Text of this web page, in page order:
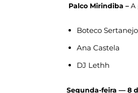
Palco Mirindiba – A
Boteco
Ana Castela
DJ Lethh
Segunda-feira — 8